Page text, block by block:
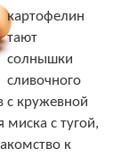
картофелин
тают
солнышки
сливочного
с кружевной
с тугой,
к